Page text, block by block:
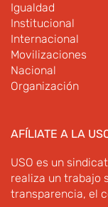
Igualdad
Institucional
Internacional
Movilizaciones
Nacional
Organización
AFÍLIATE A LA
USO es un
realiza un trabajo
transparencia, el